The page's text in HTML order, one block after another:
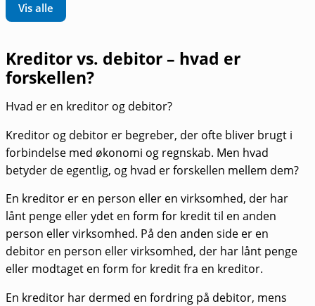
Vis alle
Kreditor vs. debitor – hvad er
forskellen?
Hvad er en kreditor og debitor?
Kreditor og debitor er begreber, der ofte bliver brugt i
forbindelse med økonomi og regnskab. Men hvad
betyder de egentlig, og hvad er forskellen mellem dem?
En kreditor er en person eller en virksomhed, der har
lånt penge eller ydet en form for kredit til en anden
person eller virksomhed. På den anden side er en
debitor en person eller virksomhed, der har lånt penge
eller modtaget en form for kredit fra en kreditor.
En kreditor har dermed en fordring på debitor, mens